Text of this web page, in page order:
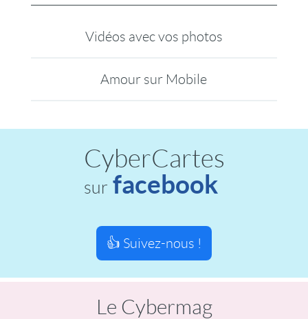
Vidéos avec vos photos
Amour sur Mobile
CyberCartes
sur facebook
👍 Suivez-nous !
Le Cybermag